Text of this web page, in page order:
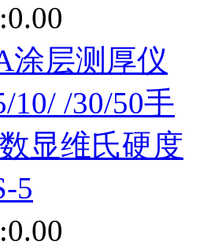
涂层测厚仪